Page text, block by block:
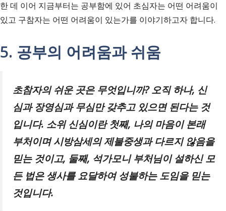
한 데 이어 지금부터는 공부함에 있어 초심자는 어떤 어려움이
있고 구참자는 어떤 어려움이 있는가를 이야기하고자 합니다.
5. 공부의 어려움과 쉬움
초참자의 쉬운 곳은 무엇입니까?오직 하나, 신
심과 장영심과 무심만 갖추고 있으면 된다는 것
입니다. 소위 신심이란 첫째, 나의 마음이 본래
부처이며 시방삼세의 제불중생과 다르지 않음을
믿는 것이고, 둘째, 석가모니 부처님이 설하신 모
든 법은 생사를 요달하여 성불하는 도임을 믿는
것입니다.